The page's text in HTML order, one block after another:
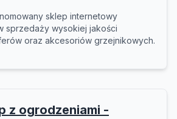
sklep internetowy
sprzedaży wysokiej jakości
oraz akcesoriów grzejnikowych.
z ogrodzeniami -